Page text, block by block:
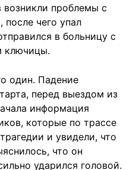
возникли проблемы с
чего упал
в больницу с
ключицы.
один. Падение
перед выездом из
информация
которые по трассе
и увидели, что
что он
ударился головой.